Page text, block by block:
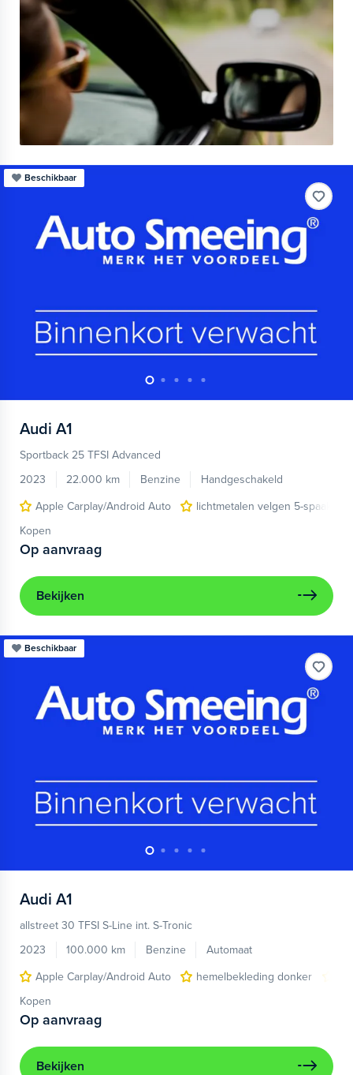
Beschikbaar
Audi A1
Sportback 25 TFSI Advanced
2023
22.000 km Benzine
Handgeschakeld
Apple Carplay/Android Auto
lichtmetalen velgen 5-spaaks
Kopen
Op aanvraag
Bekijken
Beschikbaar
Audi A1
allstreet 30 TFSI S-Line int. S-Tronic
2023
100.000 km Benzine
Automaat
Apple Carplay/Android Auto
hemelbekleding donker
Kopen
Op aanvraag
Bekijken